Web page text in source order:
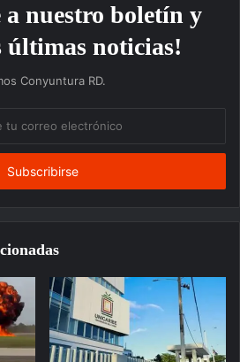
a nuestro boletín y
últimas noticias!
Conyuntura RD.